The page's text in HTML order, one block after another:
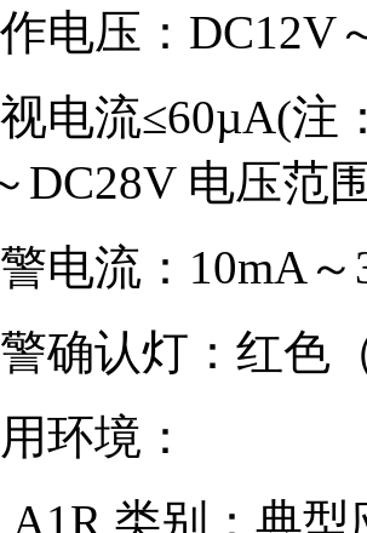
作电压：DC12V
视电流≤60µA(
DC28V 电压范
警电流：10mA
警确认灯：红
环境：
A1R 类别：典